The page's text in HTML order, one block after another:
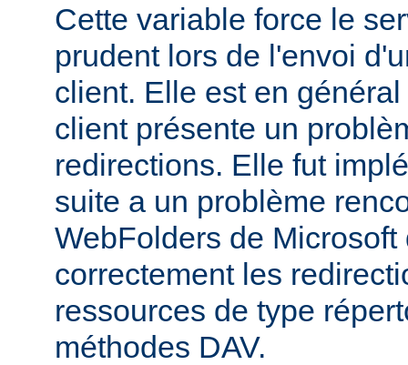
Cette variable force le
prudent lors de l'envoi
client. Elle est en
client présente un
redirections. Elle fut
suite a un problème
WebFolders de
correctement les
ressources de type
méthodes DAV.